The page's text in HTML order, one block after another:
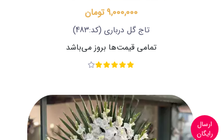
9,000,000 تومان
تاج گل درباری (کد:483)
تمامی قیمت‌ها بروز می‌باشد
ارسال
رایگان